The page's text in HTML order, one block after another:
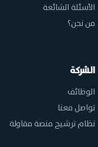
الأسئلة الشائعة
من نحن؟
الشركة
الوظائف
تواصل معنا
نظام ترشيح منصة مقاولة